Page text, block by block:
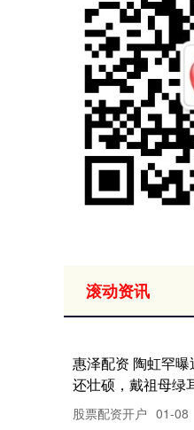
滚动资讯
易策略 2500万常
索治理新解法
新宝配资 05-03